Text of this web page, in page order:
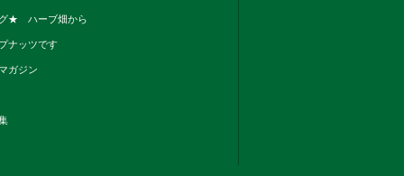
★ ハーブ畑から
ナッツです
ガジン